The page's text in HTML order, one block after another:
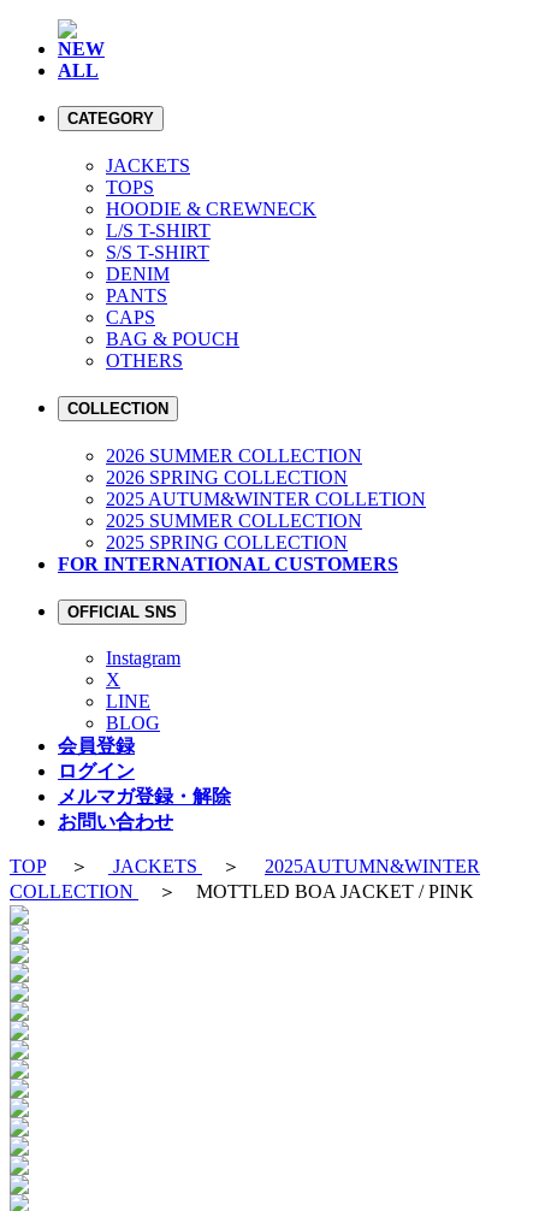
NEW
ALL
CATEGORY
JACKETS
TOPS
HOODIE & CREWNECK
L/S T-SHIRT
S/S T-SHIRT
DENIM
PANTS
CAPS
BAG & POUCH
OTHERS
COLLECTION
2026 SUMMER COLLECTION
2026 SPRING COLLECTION
2025 AUTUM&WINTER COLLETION
2025 SUMMER COLLECTION
2025 SPRING COLLECTION
FOR INTERNATIONAL CUSTOMERS
OFFICIAL SNS
Instagram
X
LINE
BLOG
会員登録
ログイン
メルマガ登録・解除
お問い合わせ
TOP＞ JACKETS ＞ 2025AUTUMN&WINTER
COLLECTION
＞ MOTTLED BOA JACKET / PINK